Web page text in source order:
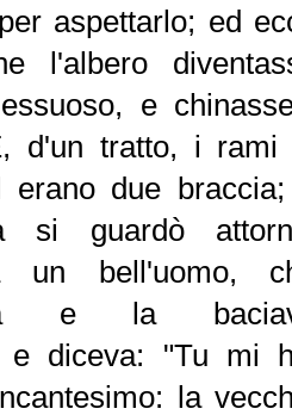
aspettarlo; ed
l'albero
e
d'un tratto, i rami
erano due
si guardò
un bell'uomo,
e la
e diceva: "Tu mi
la